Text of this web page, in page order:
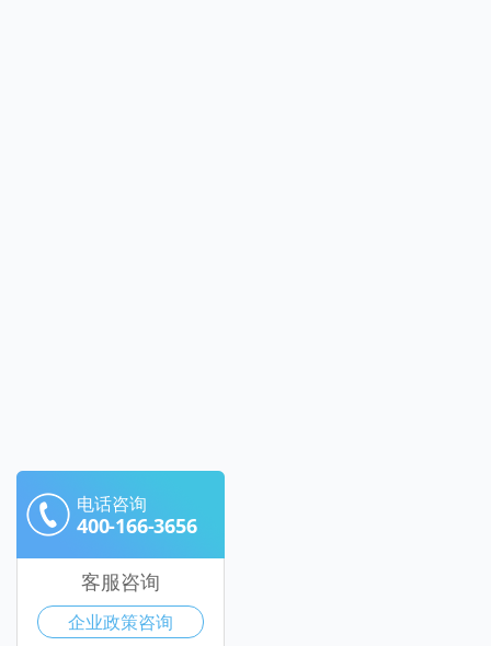
电话咨询
400-166-3656
客服咨询
企业政策咨询